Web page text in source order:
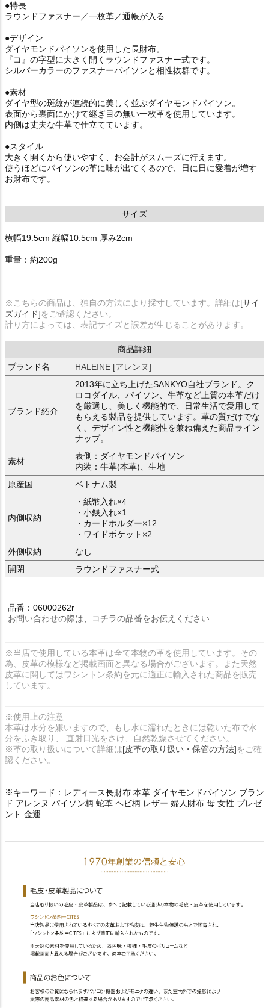
●特長
ラウンドファスナー／一枚革／通帳が入る
●デザイン
ダイヤモンドパイソンを使用した長財布。
『コ』の字型に大きく開くラウンドファスナー式です。
シルバーカラーのファスナーパイソンと相性抜群です。
●素材
ダイヤ型の斑紋が連続的に美しく並ぶダイヤモンドパイソン。
表面から裏面にかけて継ぎ目の無い一枚革を使用しています。
内側は丈夫な牛革で仕立てています。
●スタイル
大きく開くから使いやすく、お会計がスムーズに行えます。
使うほどにパイソンの革に味が出てくるので、日に日に愛着が増す
お財布です。
サイズ
横幅19.5cm 縦幅10.5cm 厚み2cm
重量：約200g
※こちらの商品は、独自の方法により採寸しています。詳細は[サイ
ズガイド]をご確認ください。
計り方によっては、表記サイズと誤差が生じることがあります。
商品詳細
ブランド名
HALEINE [アレンヌ]
ブランド紹介
2013年に立ち上げたSANKYO自社ブランド。ク
ロコダイル、パイソン、牛革など上質の本革だけ
を厳選し、美しく機能的で、日常生活で愛用して
もらえる製品を提供しています。革の質だけでな
く、デザイン性と機能性を兼ね備えた商品ライン
ナップ。
素材
表側：ダイヤモンドパイソン
内装：牛革(本革)、生地
原産国
ベトナム製
内側収納
・紙幣入れ×4
・小銭入れ×1
・カードホルダー×12
・ワイドポケット×2
外側収納
なし
開閉
ラウンドファスナー式
品番：06000262r
お問い合わせの際は、コチラの品番をお伝えください
※当店で使用している本革は全て本物の革を使用しています。その
為、皮革の模様など掲載画面と異なる場合がございます。また天然
皮革に関してはワシントン条約を元に適正に輸入された商品を販売
しています。
※使用上の注意
本革は水分を嫌いますので、もし水に濡れたときには乾いた布で水
分をふき取り、 直射日光をさけ、自然乾燥させてください。
※革の取り扱いについて詳細は[皮革の取り扱い・保管の方法]をご確
認ください。
※キーワード：レディース長財布 本革 ダイヤモンドパイソン ブラン
ド アレンヌ パイソン柄 蛇革 ヘビ柄 レザー 婦人財布 母 女性 プレゼ
ント 金運